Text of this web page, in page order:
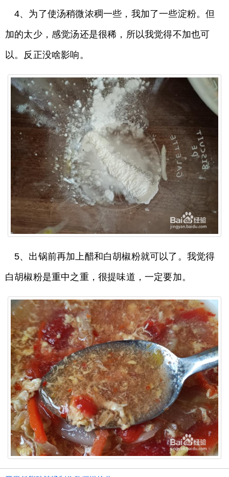
4、为了使汤稍微浓稠一些，我加了一些淀粉。但
加的太少，感觉汤还是很稀，所以我觉得不加也可
以。反正没啥影响。
5、出锅前再加上醋和白胡椒粉就可以了。我觉得
白胡椒粉是重中之重，很提味道，一定要加。